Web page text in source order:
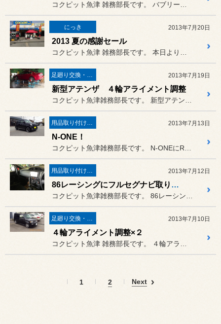
コクピット魚津 雑務部長です。 バブリーな頃のバブリーなNSX。
にっき 2013年7月20日
2013 夏の感謝セール
コクピット魚津 雑務部長です。 本日より２日間、ささやかではござ...
足廻り交換・４輪アライメント調整 2013年7月19日
新型アテンザ ４輪アライメント調整
コクピット魚津雑務部長です。 新型アテンザの４輪アライメント調...
用品取り付け作業 2013年7月13日
N-ONE！
コクピット魚津雑務部長です。 N-ONEにRAYSのTE37K...
用品取り付け作業 2013年7月12日
86レーシングにフルセグナビ取り付け
コクピット魚津雑務部長です。 86レーシングにフルバケとフルセ...
足廻り交換・４輪アライメント調整 2013年7月10日
４輪アライメント調整×２
コクピット魚津 雑務部長です。 ４輪アライメント調整２台です。
1 2 Next